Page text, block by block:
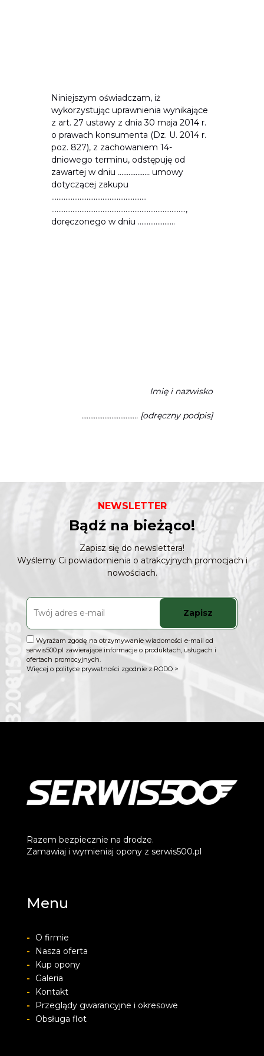
Niniejszym oświadczam, iż
wykorzystując uprawnienia wynikające
z art. 27 ustawy z dnia 30 maja 2014 r.
o prawach konsumenta (Dz. U. 2014 r.
poz. 827), z zachowaniem 14-
dniowego terminu, odstępuję od
zawartej w dniu ..................umowy
dotyczącej zakupu
......................................................
............................................................................,
doręczonego w dniu .....................
Imię i nazwisko
................................ [odręczny podpis]
NEWSLETTER
Bądź na bieżąco!
Zapisz się do newslettera!
Wyślemy Ci powiadomienia o atrakcyjnych promocjach i
nowościach.
Zapisz
Wyrażam zgodę na otrzymywanie wiadomości e-mail od
serwis500.pl zawierające informacje o produktach, usługach i
ofertach promocyjnych.
Więcej o polityce prywatności zgodnie z RODO >
Razem bezpiecznie na drodze.
Zamawiaj i wymieniaj opony z serwis500.pl
Menu
-
O firmie
-
Nasza oferta
-
Kup opony
-
Galeria
-
Kontakt
-
Przeglądy gwarancyjne i okresowe
-
Obsługa flot